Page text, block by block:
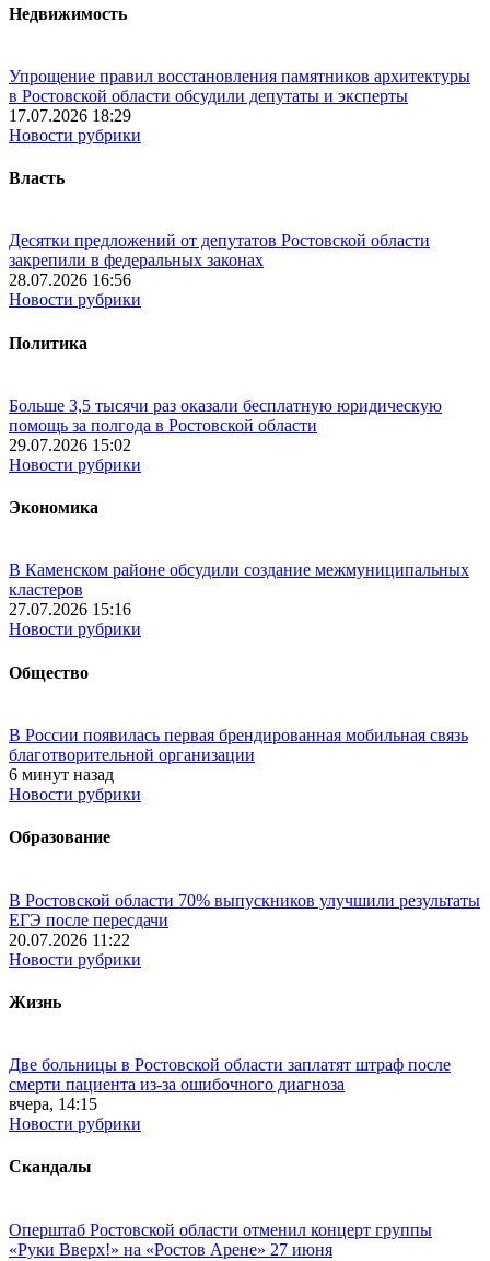
Недвижимость
Упрощение правил восстановления памятников архитектуры
в Ростовской области обсудили депутаты и эксперты
17.07.2026 18:29
Новости рубрики
Власть
Десятки предложений от депутатов Ростовской области
закрепили в федеральных законах
28.07.2026 16:56
Новости рубрики
Политика
Больше 3,5 тысячи раз оказали бесплатную юридическую
помощь за полгода в Ростовской области
29.07.2026 15:02
Новости рубрики
Экономика
В Каменском районе обсудили создание межмуниципальных
кластеров
27.07.2026 15:16
Новости рубрики
Общество
В России появилась первая брендированная мобильная связь
благотворительной организации
6 минут назад
Новости рубрики
Образование
В Ростовской области 70% выпускников улучшили результаты
ЕГЭ после пересдачи
20.07.2026 11:22
Новости рубрики
Жизнь
Две больницы в Ростовской области заплатят штраф после
смерти пациента из-за ошибочного диагноза
вчера, 14:15
Новости рубрики
Скандалы
Оперштаб Ростовской области отменил концерт группы
«Руки Вверх!» на «Ростов Арене» 27 июня